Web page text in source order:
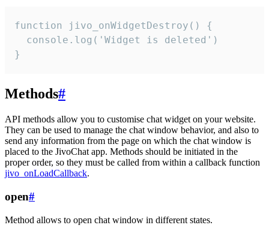
function jivo_onWidgetDestroy() {
  console.log('Widget is deleted')
}
Methods#
API methods allow you to customise chat widget on your website.
They can be used to manage the chat window behavior, and also to
send any information from the page on which the chat window is
placed to the JivoChat app. Methods should be initiated in the
proper order, so they must be called from within a callback function
jivo_onLoadCallback.
open#
Method allows to open chat window in different states.